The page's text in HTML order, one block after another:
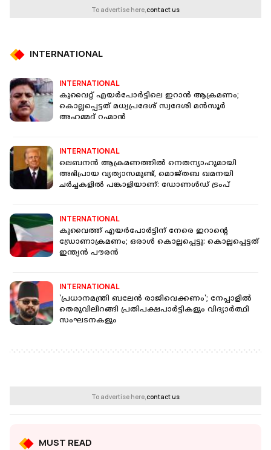
To advertise here,contact us
INTERNATIONAL
INTERNATIONAL
കുവൈറ്റ് എയർപോർട്ടിലെ ഇറാൻ ആക്രമണം;
കൊല്ലപ്പെട്ടത് മധ്യപ്രദേശ് സ്വദേശി മൻസൂർ
അഹമ്മദ് റഹ്മാൻ
INTERNATIONAL
ലെബനൻ ആക്രമണത്തിൽ നെതന്യാഹുമായി
അഭിപ്രായ വ്യത്യാസമുണ്ട്, മൊജ്തബ ഖമനയി
ചർച്ചകളിൽ പങ്കാളിയാണ്: ഡോണൾഡ് ട്രംപ്
INTERNATIONAL
കുവൈത്ത് എയർപോർട്ടിന് നേരെ ഇറാന്റെ
ഡ്രോണാക്രമണം; ഒരാൾ കൊല്ലപ്പെട്ടു: കൊല്ലപ്പെട്ടത്
ഇന്ത്യൻ പൗരന്‍
INTERNATIONAL
'പ്രധാനമന്ത്രി ബലേൻ രാജിവെക്കണം'; നേപ്പാളിൽ
തെരുവിലിറങ്ങി പ്രതിപക്ഷപാർട്ടികളും വിദ്യാർത്ഥി
സംഘടനകളും
To advertise here,contact us
MUST READ